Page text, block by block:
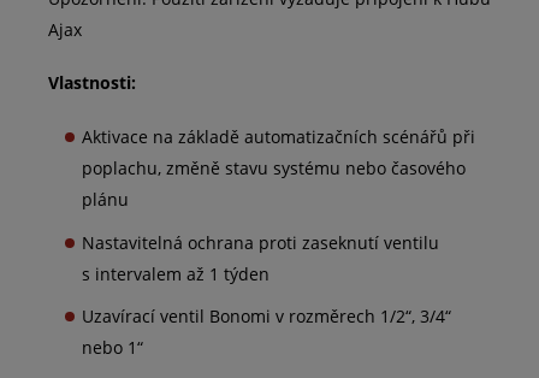
Ajax
Vlastnosti:
Aktivace na základě automatizačních scénářů při
poplachu, změně stavu systému nebo časového
plánu
Nastavitelná ochrana proti zaseknutí ventilu
s intervalem až 1 týden
Uzavírací ventil Bonomi v rozměrech 1/2“, 3/4“
nebo 1“